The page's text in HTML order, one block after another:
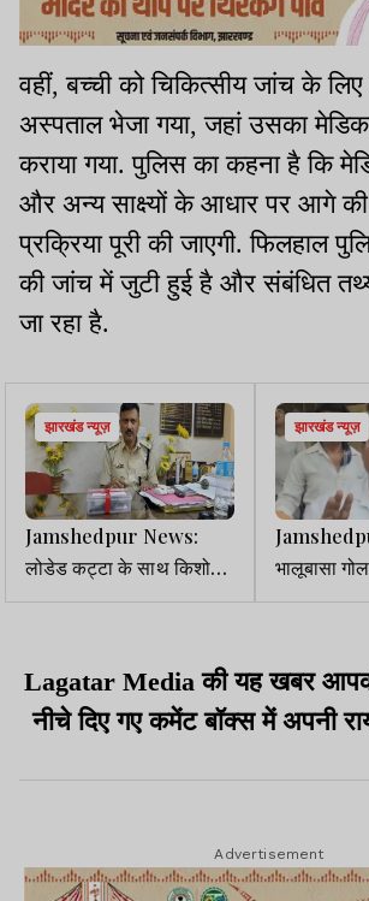
वहीं, बच्ची को चिकित्सीय जांच के
अस्पताल भेजा गया, जहां उसका
कराया गया. पुलिस का कहना है कि
और अन्य साक्ष्यों के आधार पर आगे
प्रक्रिया पूरी की जाएगी. फिलहाल
की जांच में जुटी हुई है और संबंधित
जा रहा है.
झारखंड न्यूज़
Jamshedpur News:
लोडेड कट्टा के साथ किशोर
गिरफ्तार, दो कारतूस बरामद
झारखंड न्यूज़
भालूबासा
अतिक्रमण,
Lagatar Media की यह खबर
नीचे दिए गए कमेंट बॉक्स में अपनी
Advertisement